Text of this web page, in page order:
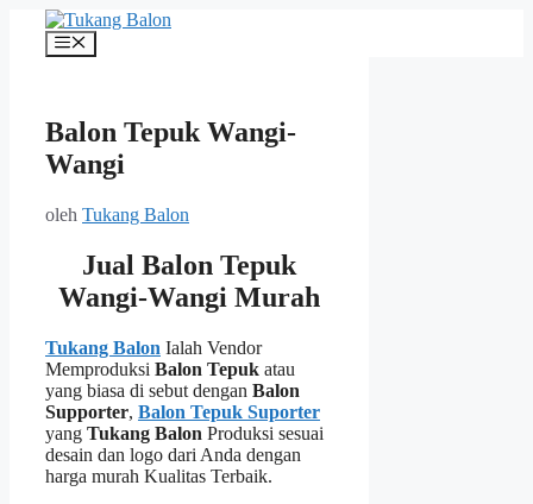
Langsung
Menu
Balon Tepuk Wangi-
Wangi
oleh Tukang Balon
Jual Balon Tepuk
Wangi-Wangi Murah
Tukang Balon Ialah Vendor
Memproduksi Balon Tepuk atau
yang biasa di sebut dengan Balon
Supporter, Balon Tepuk Suporter
yang Tukang Balon Produksi sesuai
desain dan logo dari Anda dengan
harga murah Kualitas Terbaik.